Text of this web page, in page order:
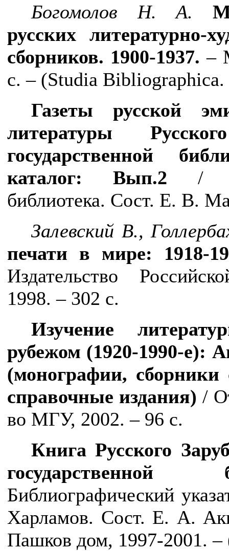
Богомолов Н. А.
русских литературно-
сборников. 1900-1937. –
с. – (Studia Bibliographica.
Газеты русской
литературы
государственной
каталог: Вып.2 /
библиотека. Сост. Е. В.
Залевский В.,
печати в мире: 1918-
Издательство
1998. – 302 с.
Изучение
рубежом (1920-1990-е):
(монографии, сборники
справочные издания) /
во МГУ, 2002. – 96 с.
Книга Русского
государственной
Библиографический
Харламов. Сост. Е. А.
Пашков дом, 1997-2001.